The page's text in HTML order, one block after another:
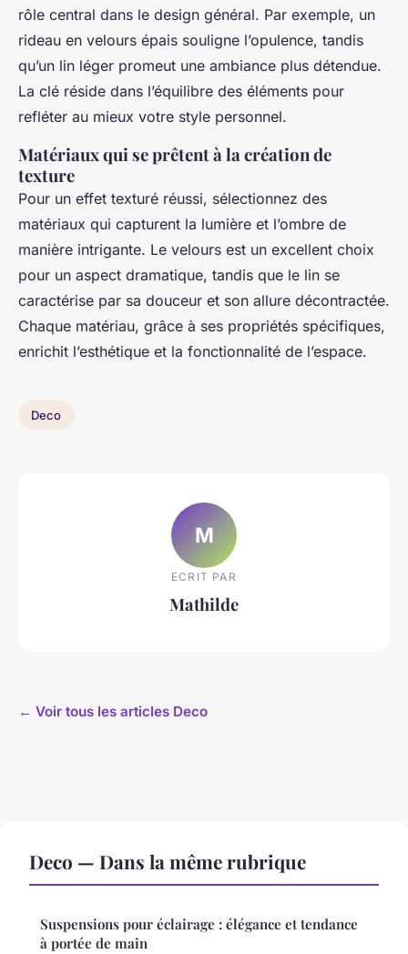
rôle central dans le design général. Par exemple, un
rideau en velours épais souligne l’opulence, tandis
qu’un lin léger promeut une ambiance plus détendue.
La clé réside dans l’équilibre des éléments pour
refléter au mieux votre style personnel.
Matériaux qui se prêtent à la création de
texture
Pour un effet texturé réussi, sélectionnez des
matériaux qui capturent la lumière et l’ombre de
manière intrigante. Le velours est un excellent choix
pour un aspect dramatique, tandis que le lin se
caractérise par sa douceur et son allure décontractée.
Chaque matériau, grâce à ses propriétés spécifiques,
enrichit l’esthétique et la fonctionnalité de l’espace.
Deco
M
ECRIT PAR
Mathilde
← Voir tous les articles Deco
Deco — Dans la même rubrique
Suspensions pour éclairage : élégance et tendance
à portée de main